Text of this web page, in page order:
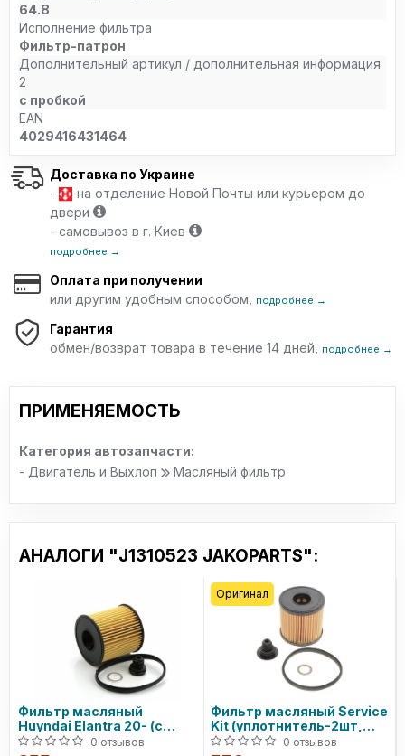
64.8
Исполнение фильтра
Фильтр-патрон
Дополнительный артикул / дополнительная информация
2
с пробкой
EAN
4029416431464
Доставка по Украине
-
на отделение Новой Почты или курьером до
двери
- самовывоз в г. Киев
подробнее →
Оплата при получении
или другим удобным способом,
подробнее →
Гарантия
обмен/возврат товара в течение 14 дней,
подробнее →
ПРИМЕНЯЕМОСТЬ
Категория автозапчасти:
- Двигатель и Выхлоп
Масляный фильтр
АНАЛОГИ "J1310523 JAKOPARTS":
Фильтр масляный
Huyndai Elantra 20- (с
сменной сливной
0 отзывов
Фильтр масляный Service
Kit (уплотнитель-2шт,
шайба-1шт, пробка
0 отзывов
Оригинал